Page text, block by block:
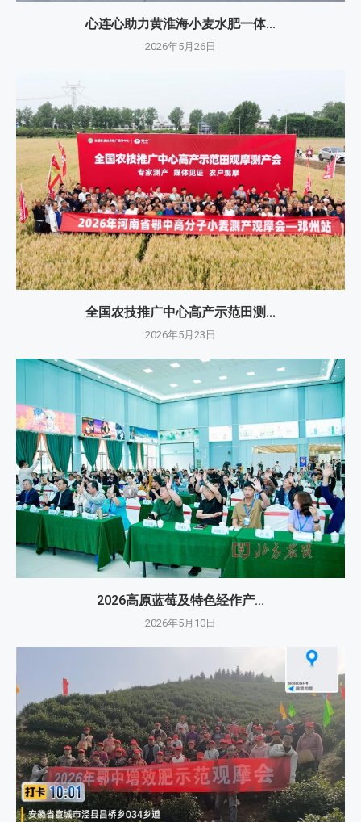
心连心助力黄淮海小麦水肥一体...
2026年5月26日
全国农技推广中心高产示范田测...
2026年5月23日
2026高原蓝莓及特色经作产...
2026年5月10日